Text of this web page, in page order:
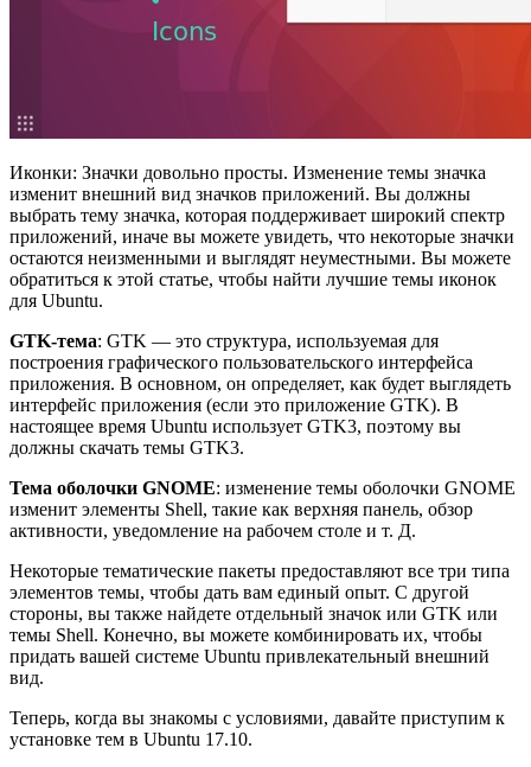
Иконки: Значки довольно просты. Изменение темы значка
изменит внешний вид значков приложений. Вы должны
выбрать тему значка, которая поддерживает широкий спектр
приложений, иначе вы можете увидеть, что некоторые значки
остаются неизменными и выглядят неуместными. Вы можете
обратиться к этой статье, чтобы найти лучшие темы иконок
для Ubuntu.
GTK-тема: GTK — это структура, используемая для
построения графического пользовательского интерфейса
приложения. В основном, он определяет, как будет выглядеть
интерфейс приложения (если это приложение GTK). В
настоящее время Ubuntu использует GTK3, поэтому вы
должны скачать темы GTK3.
Тема оболочки GNOME: изменение темы оболочки GNOME
изменит элементы Shell, такие как верхняя панель, обзор
активности, уведомление на рабочем столе и т. Д.
Некоторые тематические пакеты предоставляют все три типа
элементов темы, чтобы дать вам единый опыт. С другой
стороны, вы также найдете отдельный значок или GTK или
темы Shell. Конечно, вы можете комбинировать их, чтобы
придать вашей системе Ubuntu привлекательный внешний
вид.
Теперь, когда вы знакомы с условиями, давайте приступим к
установке тем в Ubuntu 17.10.